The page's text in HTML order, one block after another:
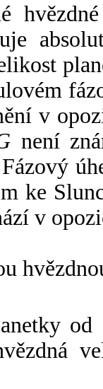
v
není
ke
v
od